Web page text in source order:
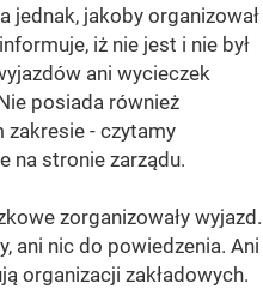
jednak, jakoby organizował
iż nie jest i nie był
ani wycieczek
posiada również
- czytamy
na stronie zarządu.
zorganizowały wyjazd.
ani nic do powiedzenia. Ani
organizacji zakładowych.